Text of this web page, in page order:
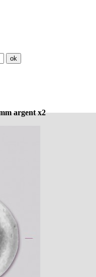
ok
argent x2